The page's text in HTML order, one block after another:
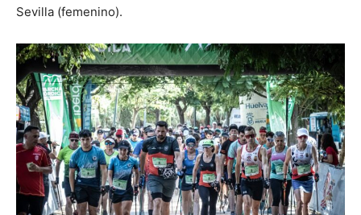
Sevilla (femenino).